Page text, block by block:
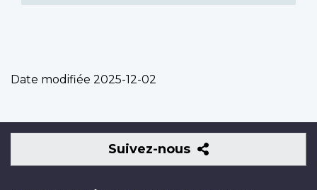
Date modifiée 2025-12-02
Suivez-nous
Suivez-
nous